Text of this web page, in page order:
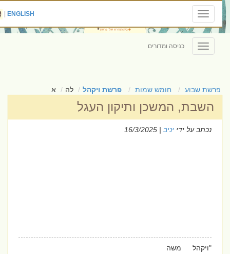
Toggle
navigation
ENGLISH
|
Toggle
navigation
כניסה ומדורים
פרשת שבוע חומש שמות פרשת ויקהל לה א
השבת, המשכן ותיקון העגל
נכתב על ידייניב| 16/3/2025
"ויקהל משה